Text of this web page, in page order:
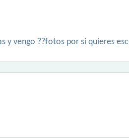
y vengo ??fotos por si quieres